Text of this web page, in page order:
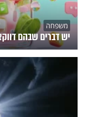
משפחה
יש דברים שבהם